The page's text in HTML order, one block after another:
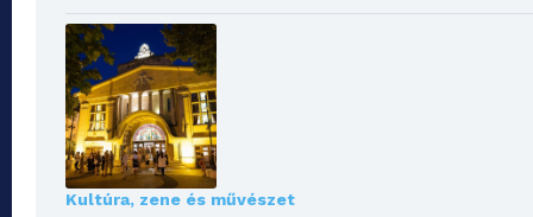
Kultúra, zene és művészet